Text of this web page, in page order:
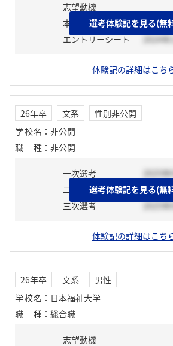
志望動機
本選考前活動
エントリーシート
2024年
体験記の詳細はこち
選考体験記を見る(無
26年卒 文系
性別非公開
学校名 ： 非公開
職種 ： 非公開
一次選考
2025
二次選考
2025年
三次選考
2025年
体験記の詳細はこち
選考体験記を見る(無
26年卒 文系
男性
学校名 ： 日本福祉大学
職種 ： 総合職
志望動機